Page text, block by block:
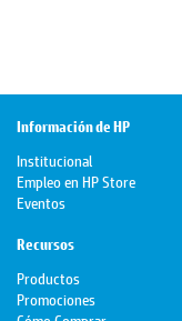
Información de HP
Institucional
Empleo en HP Store
Eventos
Recursos
Productos
Promociones